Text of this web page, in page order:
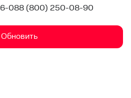
088 (800) 250-08-90
Обновить